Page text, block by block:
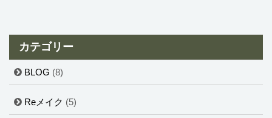
カテゴリー
BLOG (8)
Reメイク (5)